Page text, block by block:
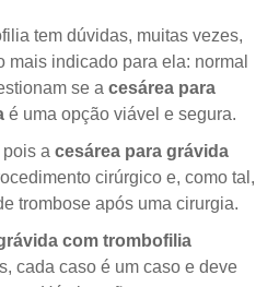
tem dúvidas, muitas vezes,
mais indicado para ela: normal
se a cesárea para
é uma opção viável e segura.
a cesárea para grávida
cirúrgico e, como tal,
trombose após uma cirurgia.
com trombofilia
cada caso é um caso e deve